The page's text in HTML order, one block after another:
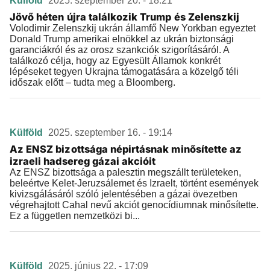
Jövő héten újra találkozik Trump és Zelenszkij
Volodimir Zelenszkij ukrán államfő New Yorkban egyeztet
Donald Trump amerikai elnökkel az ukrán biztonsági
garanciákról és az orosz szankciók szigorításáról. A
találkozó célja, hogy az Egyesült Államok konkrét
lépéseket tegyen Ukrajna támogatására a közelgő téli
időszak előtt – tudta meg a Bloomberg.
Külföld 2025. szeptember 16. - 19:14
Az ENSZ bizottsága népirtásnak minősítette az
izraeli hadsereg gázai akcióit
Az ENSZ bizottsága a palesztin megszállt területeken,
beleértve Kelet-Jeruzsálemet és Izraelt, történt események
kivizsgálásáról szóló jelentésében a gázai övezetben
végrehajtott Cahal nevű akciót genocídiumnak minősítette.
Ez a független nemzetközi bi...
Külföld 2025. június 22. - 17:09